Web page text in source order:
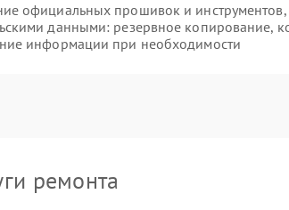
официальных прошивок и инструментов,
данными: резервное копирование,
информации при необходимости
ремонта